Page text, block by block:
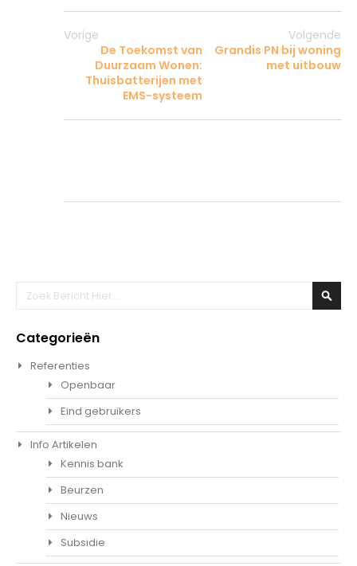
Vorige
De Toekomst van
Duurzaam Wonen:
Thuisbatterijen met
EMS-systeem
Volgende
Grandis PN bij woning
met uitbouw
Zoeken
Categorieën
Referenties
Openbaar
Eind gebruikers
Info Artikelen
Kennis bank
Beurzen
Nieuws
Subsidie